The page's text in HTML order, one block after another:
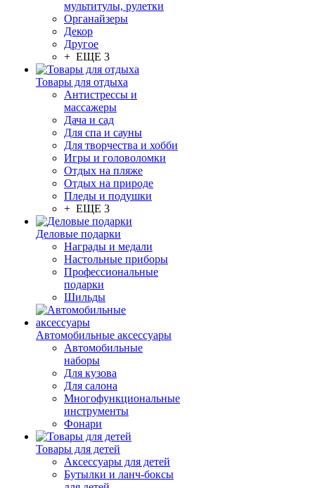
мультитулы, рулетки
Органайзеры
Декор
Другое
+ ЕЩЕ 3
Товары для отдыха
Антистрессы и
массажеры
Дача и сад
Для спа и сауны
Для творчества и хобби
Игры и головоломки
Отдых на пляже
Отдых на природе
Пледы и подушки
+ ЕЩЕ 3
Деловые подарки
Награды и медали
Настольные приборы
Профессиональные
подарки
Шильды
Автомобильные аксессуары
Автомобильные
наборы
Для кузова
Для салона
Многофункциональные
инструменты
Фонари
Товары для детей
Аксессуары для детей
Бутылки и ланч-боксы